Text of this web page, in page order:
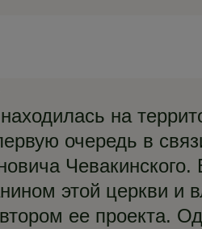
на
очередь в
Чевакинского.
этой церкви и
ее проекта.